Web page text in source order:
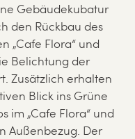
Gebäudekubatur
den Rückbau des
„Cafe Flora“ und
Belichtung der
Zusätzlich erhalten
Blick ins Grüne
im „Cafe Flora“ und
Außenbezug. Der